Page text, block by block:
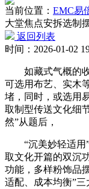
当前位置： EMC易
大堂焦点安拆选制
返回列表
时间：2026-01-02
如藏式气概的收
可选用布艺、实木
堵，同时，或选用
取制型传送文化细
然”从题后，
“沉美妙轻适用”
取文化开篇的双沉
功能，多样粉饰品
适配、成本均衡”